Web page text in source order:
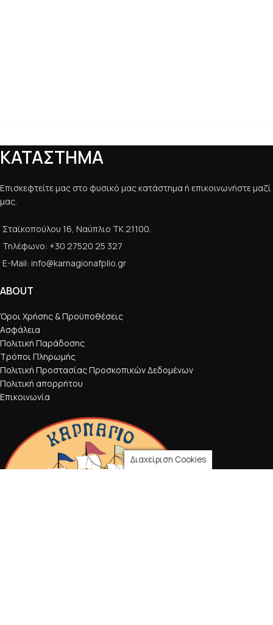
ΚΑΤΑΣΤΗΜΑ
Επισκεφτείτε μας στο φυσικό μας κατάστημα ή επικοινωνήστε μαζί
μας.
Σταϊκοπούλου 16, Ναύπλιο ΤΚ 21100.
Τηλέφωνο: +30 27520 25 327
E-Mail: info@karnagionafplio.gr
ABOUT
Όροι Χρήσης & Προϋποθέσεις
Ασφάλεια
Πολιτική Παράδοσης
Τρόποι Πληρωμής
Πολιτική Προστασίας Προσκοπικών Δεδομένων
Πολιτική απορρήτου
Επικοινωνία
Διαχείριση Cookies